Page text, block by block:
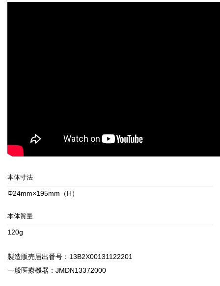
本体寸法
Φ24mm×195mm（H）
本体質量
120g
製造販売届出番号：13B2X00131122201
一般医療機器：JMDN13372000